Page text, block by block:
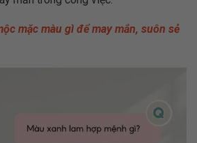
mặc màu gì để may mắn, suôn sẻ